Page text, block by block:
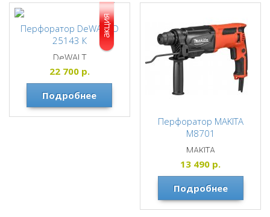
Перфоратор DeWALT D
25143 К
DeWALT
22 700р.
Подробнее
Перфоратор MAKITA
M8701
MAKITA
13 490 р.
Подробнее